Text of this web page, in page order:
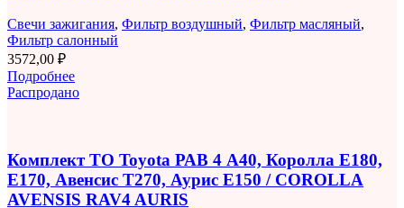
Свечи зажигания, Фильтр воздушный, Фильтр масляный,
Фильтр салонный
3572,00 ₽
Подробнее
Распродано
Комплект ТО Toyota РАВ 4 A40, Королла E180,
E170, Авенсис T270, Аурис E150 / COROLLA
AVENSIS RAV4 AURIS